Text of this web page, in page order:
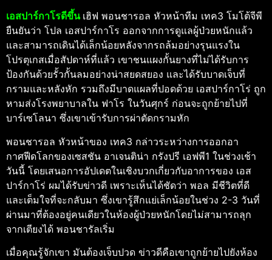
เอสปาร์กาโรดีขึ้น เฮิฟ พอนชารอล หัวหน้าทีม เทค3 โมโต้จีพี
ยืนยันว่า โปล เอสปาร์กาโร ออกจากการดูแลผู้ป่วยหนักแล้ว
และสามารถเดินได้เล็กน้อยหลังจากรถล้มอย่างรุนแรงใน
โปรตุเกสเมื่อสัปดาห์ที่แล้ว เขาชนแผงกั้นยางที่ไม่ได้รับการ
ป้องกันด้วยรั้วกั้นลมอย่างน่าสยดสยอง และได้รับบาดเจ็บที่
กรามและหลังหัก รวมถึงมีบาดแผลที่ปอดด้วย เอสปาร์กาโร่ ถูก
หามส่งโรงพยาบาลใน ฟาโร ในวันศุกร์ ก่อนจะถูกย้ายไปที่
บาร์เซโลนา ซึ่งเขาเข้ารับการผ่าตัดกรามหัก
พอนชารอล หัวหน้าของ เทค3 กล่าวระหว่างการออกอา
กาศฟีดโลกของเซสชัน อาเจนติน่า กรังปรี เอฟพี1 ในช่วงเช้า
วันนี้ โดยเสนอการอัปเดตในเชิงบวกเกี่ยวกับอาการของ เอส
ปาร์กาโร่ ผมได้รับข่าวดี เพราะเห็นได้ชัดว่า พอล มีชีวิตที่ดี
และเต็มใจที่จะกลับมา ซึ่งเขารู้สึกแย่เล็กน้อยในช่วง 2-3 วันที่
ผ่านมาที่ต้องอยู่คนเดียวในห้องผู้ป่วยหนักโดยไม่สามารถลุก
จากเตียงได้ พอนชารัลเริ่ม
เมื่อคุณรู้จักเขา มันต้องเจ็บปวด ข่าวดีคือเขาถูกย้ายไปยังห้อง